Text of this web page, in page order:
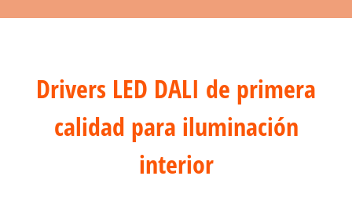
Drivers LED DALI de primera
calidad para iluminación
interior